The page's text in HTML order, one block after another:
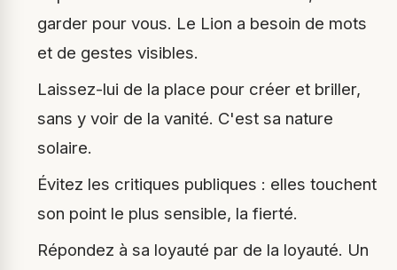
garder pour vous. Le Lion a besoin de mots
et de gestes visibles.
Laissez-lui de la place pour créer et briller,
sans y voir de la vanité. C'est sa nature
solaire.
Évitez les critiques publiques : elles touchent
son point le plus sensible, la fierté.
Répondez à sa loyauté par de la loyauté. Un